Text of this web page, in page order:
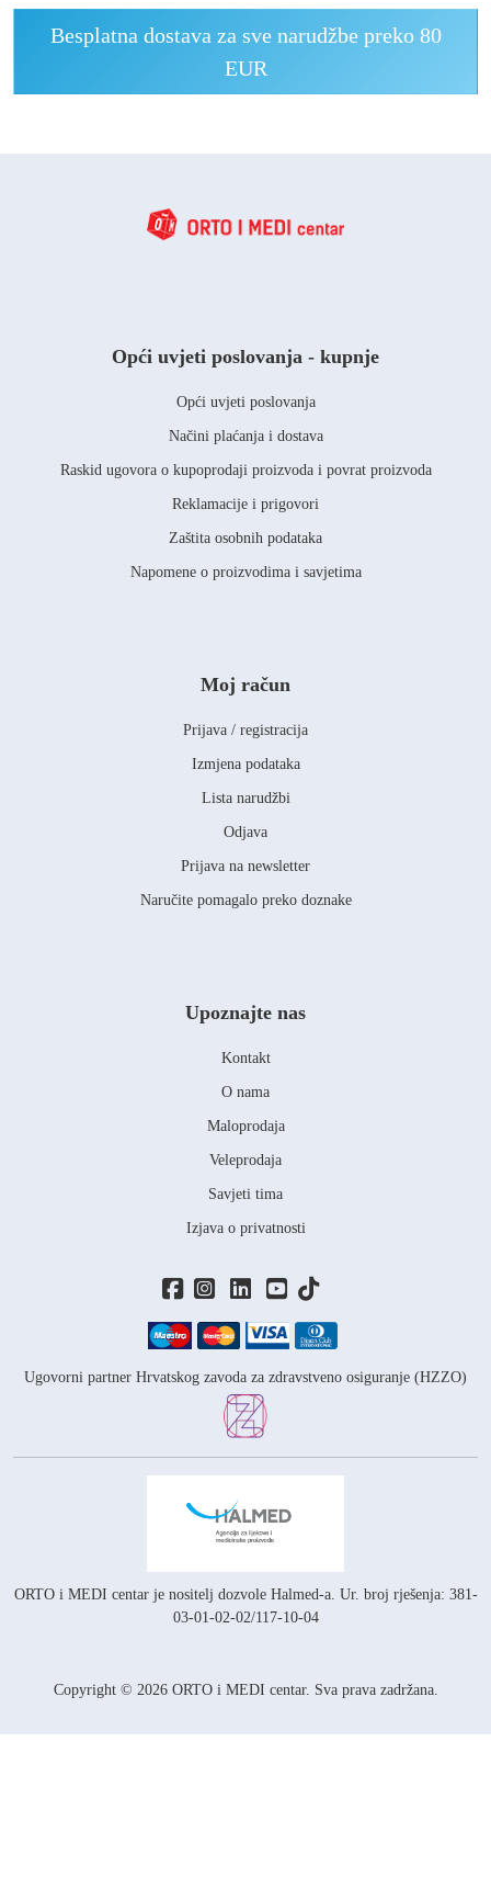
Besplatna dostava za sve narudžbe preko 80
EUR
Opći uvjeti poslovanja - kupnje
Opći uvjeti poslovanja
Načini plaćanja i dostava
Raskid ugovora o kupoprodaji proizvoda i povrat proizvoda
Reklamacije i prigovori
Zaštita osobnih podataka
Napomene o proizvodima i savjetima
Moj račun
Prijava / registracija
Izmjena podataka
Lista narudžbi
Odjava
Prijava na newsletter
Naručite pomagalo preko doznake
Copyright © 2026 ORTO i MEDI centar. Sva prava zadržana.
Ugovorni partner Hrvatskog zavoda za zdravstveno osiguranje (HZZO)
ORTO i MEDI centar je nositelj dozvole Halmed-a. Ur. broj rješenja: 381-
03-01-02-02/117-10-04
Upoznajte nas
Kontakt
O nama
Maloprodaja
Veleprodaja
Savjeti tima
Izjava o privatnosti